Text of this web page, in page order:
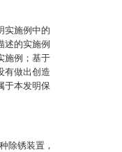
实施例中的
述的实施例
施例；基于
有做出创造
于本发明保
除锈装置，